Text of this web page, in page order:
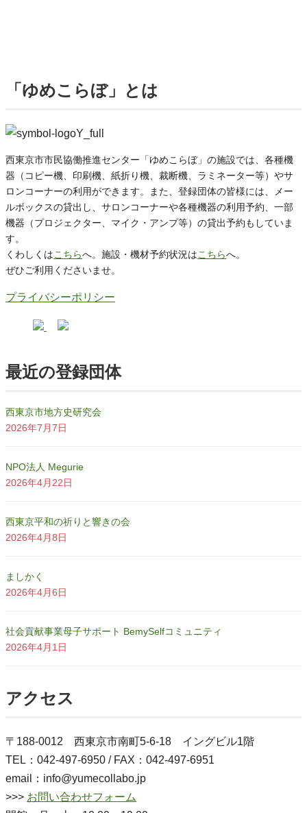
「ゆめこらぼ」とは
西東京市市民協働推進センター「ゆめこらぼ」の施設では、各種機
器（コピー機、印刷機、紙折り機、裁断機、ラミネーター等）やサ
ロンコーナーの利用ができます。また、登録団体の皆様には、メー
ルボックスの貸出し、サロンコーナーや各種機器の利用予約、一部
機器（プロジェクター、マイク・アンプ等）の貸出予約もしていま
す。
くわしくはこちらへ。施設・機材予約状況はこちらへ。
ぜひご利用くださいませ。
プライバシーポリシー
最近の登録団体
西東京市地方史研究会
2026年7月7日
NPO法人 Megurie
2026年4月22日
西東京平和の祈りと響きの会
2026年4月8日
ましかく
2026年4月6日
社会貢献事業母子サポート BemySelfコミュニティ
2026年4月1日
アクセス
〒188-0012 西東京市南町5-6-18 イングビル1階
TEL：042-497-6950 / FAX：042-497-6951
email：info@yumecollabo.jp
>>> お問い合わせフォーム